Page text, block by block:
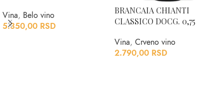
Vina, Belo vino
5.350,00 RSD
BRANCAIA CHIANTI
CLASSICO DOCG. 0,75
Vina, Crveno vino
2.790,00 RSD